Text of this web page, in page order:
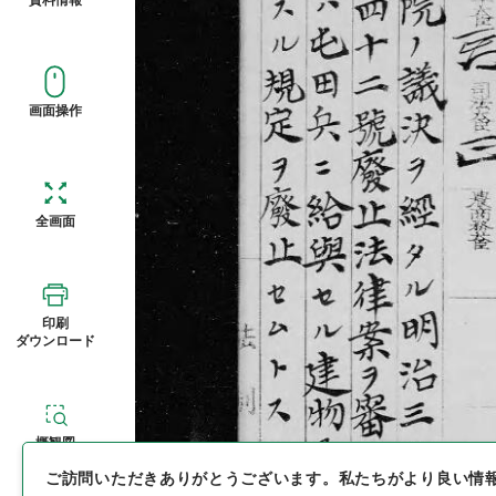
画面操作
全画面
印刷
ダウンロード
概観図
ご訪問いただきありがとうございます。 私たちがより良い情